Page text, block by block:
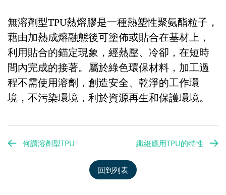
無溶劑型TPU熱熔膠是一種熱塑性聚氨酯粒子，
藉由加熱成熔融態後可塗佈或貼合在基材上，
利用貼合的錨定現象，經熱壓、冷卻，在短時
間內完成的接著。屬於綠色環保材料，加工過
程不需使用溶劑，創造安全、乾淨的工作環
境，不污染環境，利於資源再生和保護環境。
何謂溶劑型TPU 纖維應用TPU的特性
回到列表